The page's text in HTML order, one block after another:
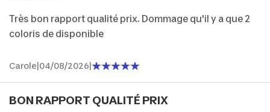
Très bon rapport qualité prix. Dommage qu'il y a que 2
coloris de disponible
Carole|04/08/2026|
BON RAPPORT QUALITÉ PRIX